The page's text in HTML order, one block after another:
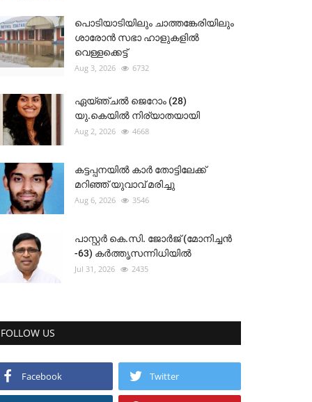
പൊടിയാടിയിലും ചാത്തങ്കേരിയിലും
ശാരോൻ സഭാ ഹാളുകളിൽ
വെള്ളക്കെട്ട്
Aug 3, 2026 6732
ഏയ്ഞ്ചൽ ജെറോം (28)
യു.കെയിൽ നിര്യാതയായി
Aug 2, 2026 4668
കട്ടപ്പനയിൽ കാർ തോട്ടിലേക്ക്
മറിഞ്ഞ് യുവാവ് മരിച്ചു
Aug 6, 2026 3546
പാസ്റ്റർ കെ.സി. ജോർജ് (മോനിച്ചൻ
-63) കർത്തൃസന്നിധിയിൽ
Jul 31, 2026 2435
FOLLOW US
Facebook Twitter